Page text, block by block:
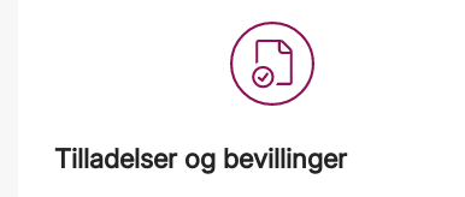
Tilladelser og bevillinger